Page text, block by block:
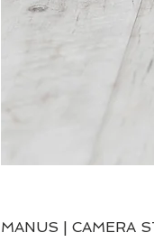
MANUS | CAMERA